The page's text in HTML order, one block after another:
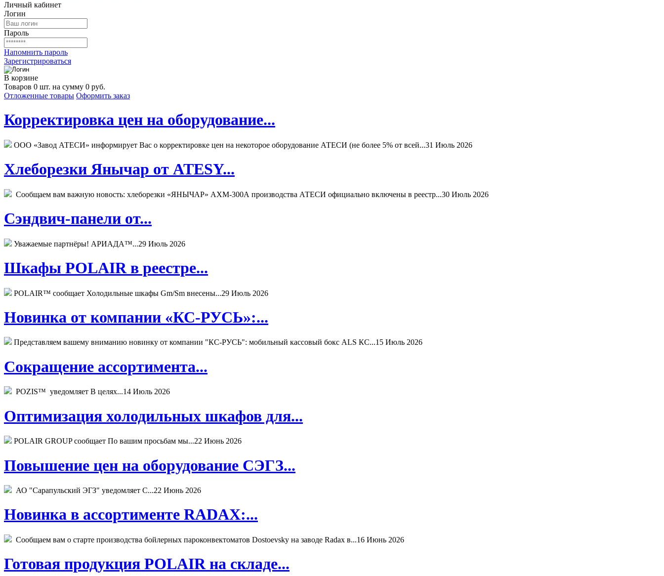
Личный кабинет
Логин
Пароль
Напомнить пароль
Зарегистрироваться
В корзине
Товаров 0 шт. на сумму 0 руб.
Отложенные товары Оформить заказ
Корректировка цен на оборудование...
ООО «Завод АТЕСИ» информирует Вас о корректировке цен на некоторое оборудование АТЕСИ (не более 5% от всей...31 Июль 2026
Хлеборезки Янычар от ATESY...
Сообщаем вам важную новость: хлеборезки «ЯНЫЧАР» АХМ-300А производства АТЕСИ официально включены в реестр...30 Июль 2026
Сэндвич-панели от...
Уважаемые партнёры! АРИАДА™...29 Июль 2026
Шкафы POLAIR в реестре...
POLAIR™ сообщает Холодильные шкафы Gm/Sm внесены...29 Июль 2026
Новинка от компании «КС-РУСЬ»:...
Представляем вашему вниманию новинку от компании "КС-РУСЬ": мобильный кассовый бокс ALS КС...15 Июль 2026
Сокращение ассортимента...
POZIS™ уведомляет В целях...14 Июль 2026
Оптимизация холодильных шкафов для...
POLAIR GROUP сообщает По вашим просьбам мы...22 Июнь 2026
Повышение цен на оборудование СЭГЗ...
АО "Сарапульский ЭГЗ" уведомляет С...22 Июнь 2026
Новинка в ассортименте RADAX:...
Сообщаем вам о старте производства бойлерных пароконвектоматов Dostoevsky на заводе Radax в...16 Июнь 2026
Готовая продукция POLAIR на складе...